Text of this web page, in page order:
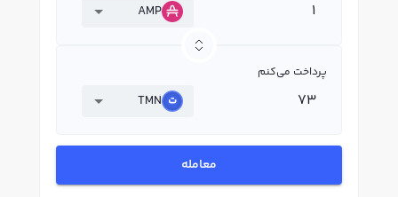
AMP
پرداخت می‌کنم
TMN
معامله